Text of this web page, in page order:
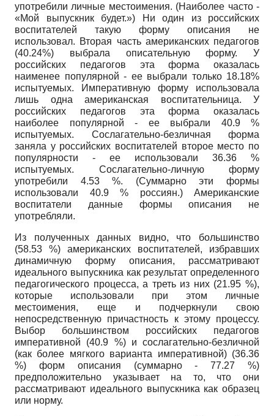
употребили личные местоимения. (Наиболее часто -
«Мой выпускник будет.») Ни один из российских
воспитателей такую форму описания не
использовал. Вторая часть американских педагогов
(40.24%) выбрала описательную форму. У
российских педагогов эта форма оказалась
наименее популярной - ее выбрали только 18.18%
испытуемых. Императивную форму использовала
лишь одна американская воспитательница. У
российских педагогов эта форма оказалась
наиболее популярной - ее выбрали 40.9 %
испытуемых. Сослагательно-безличная форма
заняла у российских воспитателей второе место по
популярности - ее использовали 36.36 %
испытуемых. Сослагательно-личную форму
употребили 4.53 %. (Суммарно эти формы
использовали 40.9 % россиян.) Американские
воспитатели данные формы описания не
употребляли.
Из полученных данных видно, что большинство
(58.53 %) американских воспитателей, избравших
динамичную форму описания, рассматривают
идеального выпускника как результат определенного
педагогического процесса, а треть из них (21.95 %),
которые использовали при этом личные
местоимения, еще и подчеркнули свою
непосредственную причастность к этому процессу.
Выбор большинством российских педагогов
императивной (40.9 %) и сослагательно-безличной
(как более мягкого варианта императивной) (36.36
%) форм описания (суммарно - 77.27 %)
предположительно указывает на то, что они
рассматривают идеального выпускника как образец
или норму.